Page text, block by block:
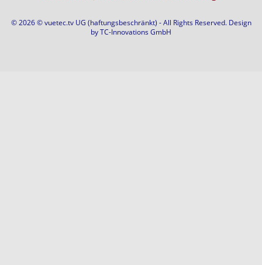
© 2026 © vuetec.tv UG (haftungsbeschränkt) - All Rights Reserved. Design
byTC-Innovations GmbH